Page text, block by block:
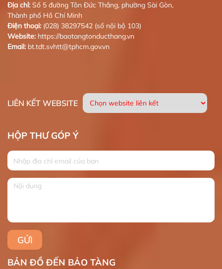
Địa chỉ: Số 5 đường Tôn Đức Thắng, phường Sài Gòn,
Thành phố Hồ Chí Minh
Điện thoại: (028) 38297542 (số nội bộ 103)
Website: https://baotangtonducthang.vn
Email: bt.tdt.svhtt@tphcm.gov.vn
LIÊN KẾT WEBSITE
HỘP THƯ GÓP Ý
BẢN ĐỒ ĐẾN BẢO TÀNG